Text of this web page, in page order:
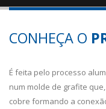
CONHEÇA O
É feita pelo processo
num molde de grafite
cobre formando a